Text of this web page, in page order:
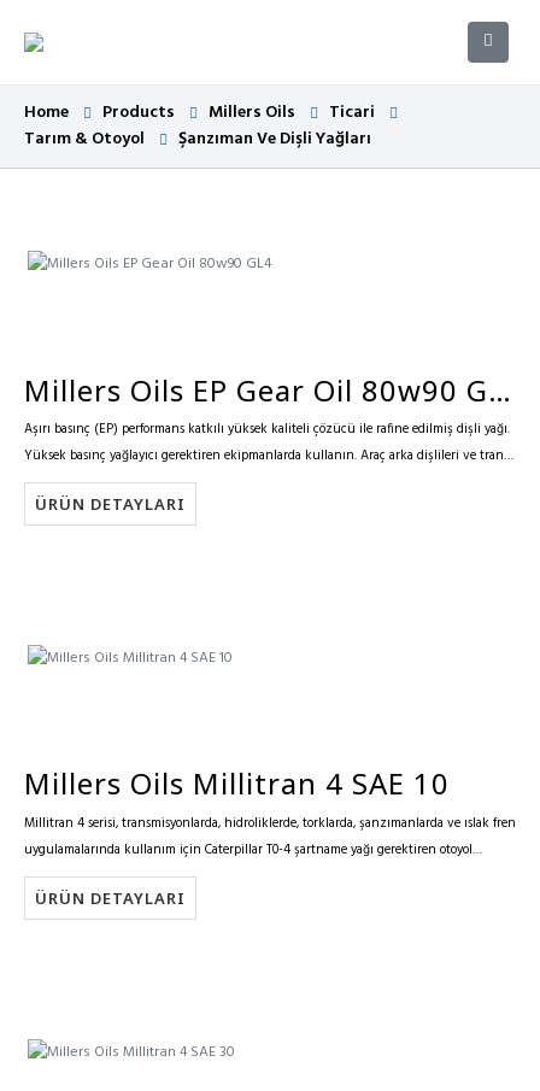
Home Products Millers Oils
Ticari
Tarım & Otoyol
Şanzıman Ve Dişli Yağları
Millers Oils EP Gear Oil 80w90 GL4
Aşırı basınç (EP) performans katkılı yüksek kaliteli çözücü ile rafine edilmiş dişli yağı.
Yüksek basınç yağlayıcı gerektiren ekipmanlarda kullanın. Araç arka dişlileri ve trans-
aksları için idealdir. Hipoit yağlar ve endüstriyel…
ÜRÜN DETAYLARI
Millers Oils Millitran 4 SAE 10
Millitran 4 serisi, transmisyonlarda, hidroliklerde, torklarda, şanzımanlarda ve ıslak fren
uygulamalarında kullanım için Caterpillar T0-4 şartname yağı gerektiren otoyol
ekipmanı için özellikle geliştirilmiştir.
ÜRÜN DETAYLARI